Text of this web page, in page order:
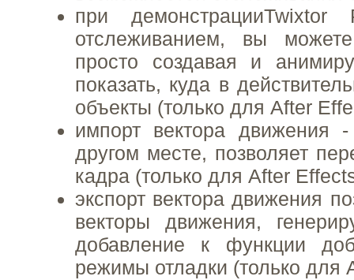
при
отслеживанием, вы
просто создавая и
показать, куда в
объекты (только для After
импорт вектора движения
другом месте, позволяет
кадра (только для After
экспорт вектора движения
векторы движения,
добавление к функции
режимы отладки (только для